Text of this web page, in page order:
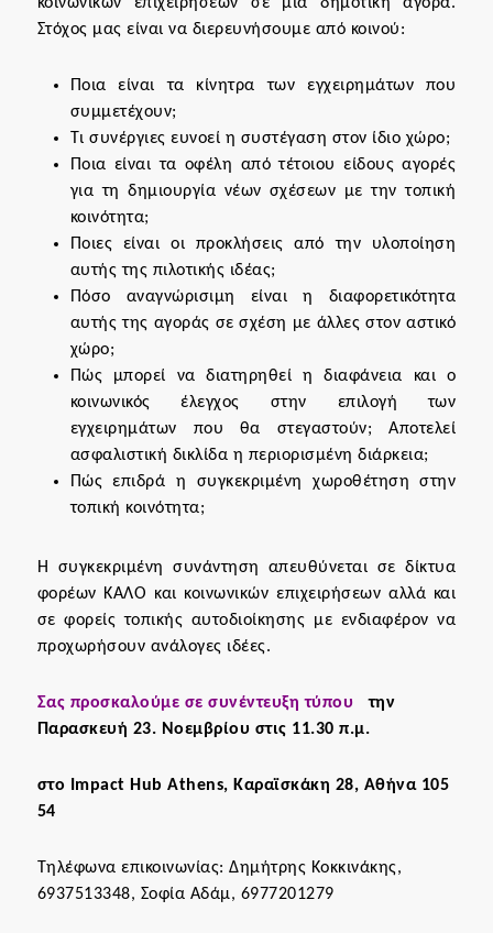
Στόχος μας είναι να διερευνήσουμε από κοινού:
Ποια είναι τα κίνητρα των εγχειρημάτων που
συμμετέχουν;
Τι συνέργιες ευνοεί η συστέγαση στον ίδιο χώρο;
Ποια είναι τα οφέλη από τέτοιου είδους αγορές
για τη δημιουργία νέων σχέσεων με την τοπική
κοινότητα;
Ποιες είναι οι προκλήσεις από την υλοποίηση
αυτής της πιλοτικής ιδέας;
Πόσο αναγνώρισιμη είναι η διαφορετικότητα
αυτής της αγοράς σε σχέση με άλλες στον αστικό
χώρο;
Πώς μπορεί να διατηρηθεί η διαφάνεια και ο
κοινωνικός έλεγχος στην επιλογή των
εγχειρημάτων που θα στεγαστούν; Αποτελεί
ασφαλιστική δικλίδα η περιορισμένη διάρκεια;
Πώς επιδρά η συγκεκριμένη χωροθέτηση στην
τοπική κοινότητα;
Η συγκεκριμένη συνάντηση απευθύνεται σε δίκτυα
φορέων ΚΑΛΟ και κοινωνικών επιχειρήσεων αλλά και
σε φορείς τοπικής αυτοδιοίκησης με ενδιαφέρον να
προχωρήσουν ανάλογες ιδέες.
Σας προσκαλούμε σε συνέντευξη τύπουτην
Παρασκευή 23. Νοεμβρίου στις 11.30 π.μ.
στο Impact Hub Athens, Καραϊσκάκη 28, Aθήνα 105
54
Τηλέφωνα επικοινωνίας: Δημήτρης Κοκκινάκης,
6937513348, Σοφία Αδάμ, 6977201279